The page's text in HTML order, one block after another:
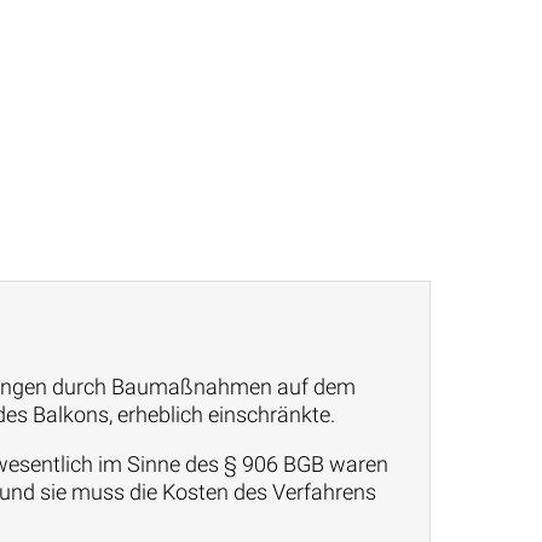
durch Baumaßnahmen auf dem
Balkons, erheblich einschränkte.
im Sinne des § 906 BGB waren
sie muss die Kosten des Verfahrens